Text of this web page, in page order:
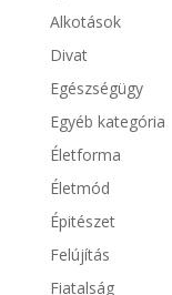
Alkotások
Divat
Egészségügy
Egyéb kategória
Életforma
Életmód
Épitészet
Felújítás
Fiatalság